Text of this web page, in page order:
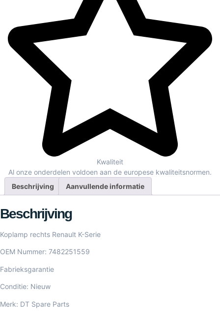
Kwaliteit
Al onze onderdelen voldoen aan de europese kwaliteitsnormen.
Beschrijving
Aanvullende informatie
Beschrijving
Koplamp rechts Renault K-Serie
OEM Nummer: 7482251559
Fabrieksgarantie
Conditie: Nieuw
Merk: DT Spare Parts